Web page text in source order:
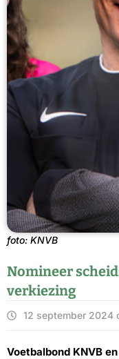
foto: KNVB
Nomineer
verkiezing
12 september 2024
Voetbalbond KNVB